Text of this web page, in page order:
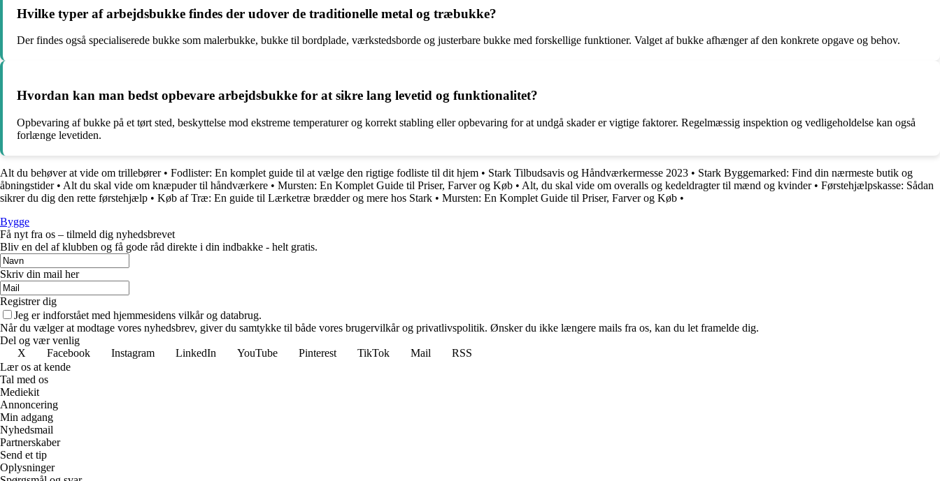
Hvilke typer af arbejdsbukke findes der udover de traditionelle metal og træbukke?
Der findes også specialiserede bukke som malerbukke, bukke til bordplade, værkstedsborde og justerbare bukke med forskellige funktioner. Valget af bukke afhænger af den konkrete opgave og behov.
Hvordan kan man bedst opbevare arbejdsbukke for at sikre lang levetid og funktionalitet?
Opbevaring af bukke på et tørt sted, beskyttelse mod ekstreme temperaturer og korrekt stabling eller opbevaring for at undgå skader er vigtige faktorer. Regelmæssig inspektion og vedligeholdelse kan også
forlænge levetiden.
Alt du behøver at vide om trillebører• Fodlister: En komplet guide til at vælge den rigtige fodliste til dit hjem • Stark Tilbudsavis og Håndværkermesse 2023 • Stark Byggemarked: Find din nærmeste butik og
åbningstider• Alt du skal vide om knæpuder til håndværkere • Mursten: En Komplet Guide til Priser, Farver og Køb • Alt, du skal vide om overalls og kedeldragter til mænd og kvinder• Førstehjælpskasse: Sådan
sikrer du dig den rette førstehjælp • Køb af Træ: En guide til Lærketræ brædder og mere hos Stark • Mursten: En Komplet Guide til Priser, Farver og Køb •
Bygge
Få nyt fra os – tilmeld dig nyhedsbrevet
Bliv en del af klubben og få gode råd direkte i din indbakke - helt gratis.
Skriv din mail her
Registrer dig
Jeg er indforstået med hjemmesidens vilkår og databrug.
Når du vælger at modtage vores nyhedsbrev, giver du samtykke til både vores brugervilkår og privatlivspolitik. Ønsker du ikke længere mails fra os, kan du let framelde dig.
Del og vær venlig
X
Facebook Instagram LinkedIn YouTube Pinterest TikTok Mail
RSS
Lær os at kende
Tal med os
Mediekit
Annoncering
Min adgang
Nyhedsmail
Partnerskaber
Send et tip
Oplysninger